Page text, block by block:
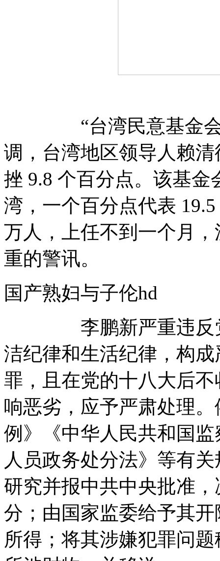
“台湾民意基金会”
调，台湾地区领导人赖
挫 9.8 个百分点。该基
湾，一个百分点代表
万人，上任不到一个月
重的警讯。
国产熟妇与子伦hd
李鹏新严重违反党
洁纪律和生活纪律，构
罪，且在党的十八大后
响恶劣，应予严肃处理
例》《中华人民共和国
人员政务处分法》等有
研究并报中共中央批准
分；由国家监委给予其
所得；将其涉嫌犯罪问